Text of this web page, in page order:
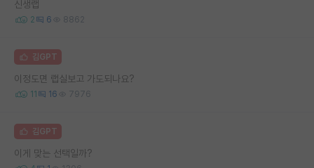
신생랩
2 6 8862
김GPT
이정도면 랩실보고 가도되나요?
11 16 7976
김GPT
이게 맞는 선택일까?